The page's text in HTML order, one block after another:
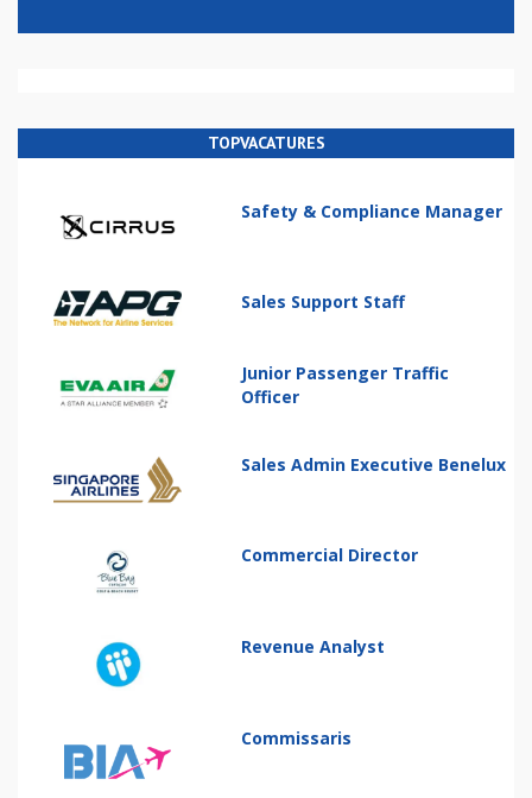
TOPVACATURES
Safety & Compliance Manager
Sales Support Staff
Junior Passenger Traffic
Officer
Sales Admin Executive Benelux
Commercial Director
Revenue Analyst
Commissaris